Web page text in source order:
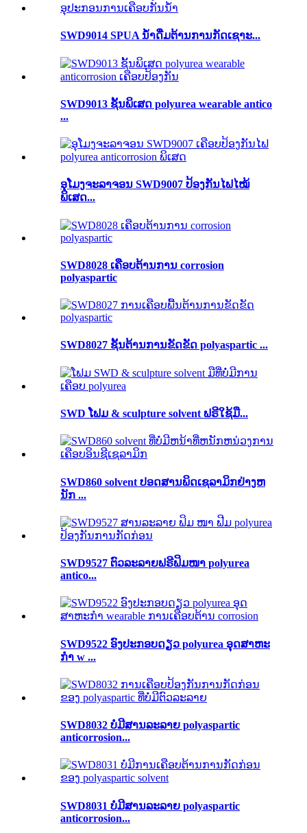
SWD9014 SPUA ນ້ຳດື່ມຕ້ານການກັດເຊາະ...
SWD9013 ຊັ້ນພິເສດ polyurea wearable antico
...
ອຸໂມງຈະລາຈອນ SWD9007 ປ້ອງກັນໄຟໄໝ້
ພິເສດ...
SWD8028 ເຄືອບຕ້ານການ corrosion
polyaspartic
SWD8027 ຊັ້ນຕ້ານການຂັດຂັດ polyaspartic ...
SWD ໂຟມ & sculpture solvent ຟຣີໃຊ້ມື...
SWD860 solvent ປອດສານພິດເຊລາມິກຢ່າງຫ
ນັກ ...
SWD9527 ຕົວລະລາຍຟຣີຟິມໜາ polyurea
antico...
SWD9522 ອົງປະກອບດຽວ polyurea ອຸດສາຫະ
ກໍາ w ...
SWD8032 ບໍ່ມີສານລະລາຍ polyaspartic
anticorrosion...
SWD8031 ບໍ່ມີສານລະລາຍ polyaspartic
anticorrosion...